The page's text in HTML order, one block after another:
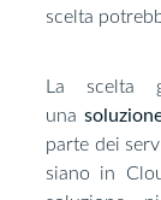
scelta
La scelta
una
parte dei
siano in